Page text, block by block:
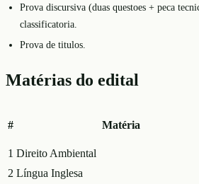
Prova discursiva (duas questoes + peca
classificatoria.
Prova de titulos.
Matérias do edital
# Matéria
1 Direito Ambiental
2 Língua Inglesa